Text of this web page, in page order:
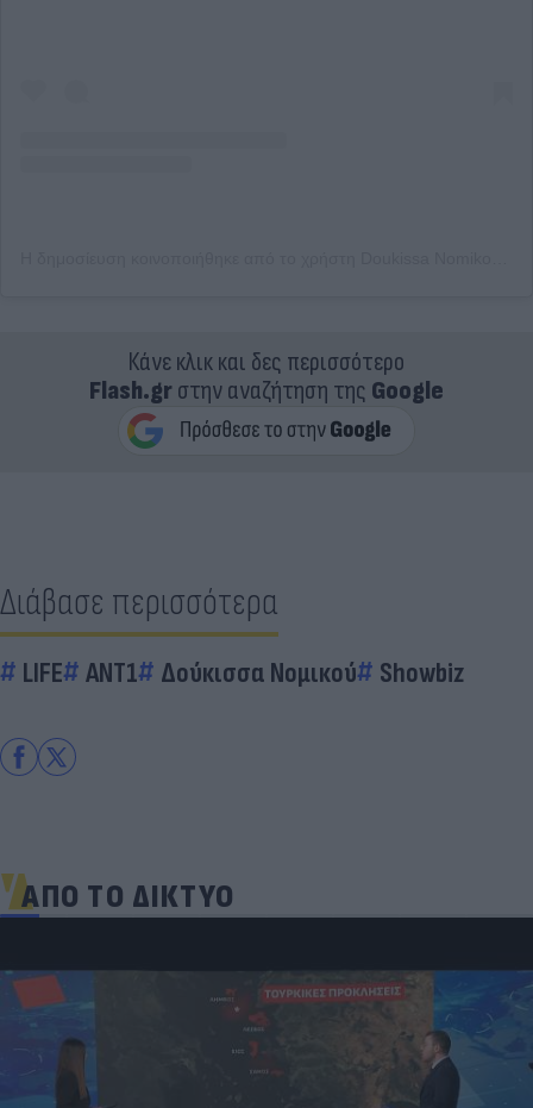
Κάνε κλικ και δες περισσότερο
Flash.grστην αναζήτηση της Google
Διάβασε περισσότερα
LIFE ΑΝΤ1 Δούκισσα Νομικού Showbiz
ΑΠΟ ΤΟ ΔΙΚΤΥΟ